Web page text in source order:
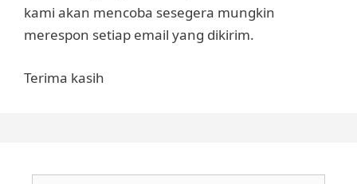
kami akan mencoba sesegera mungkin
merespon setiap email yang dikirim.
Terima kasih